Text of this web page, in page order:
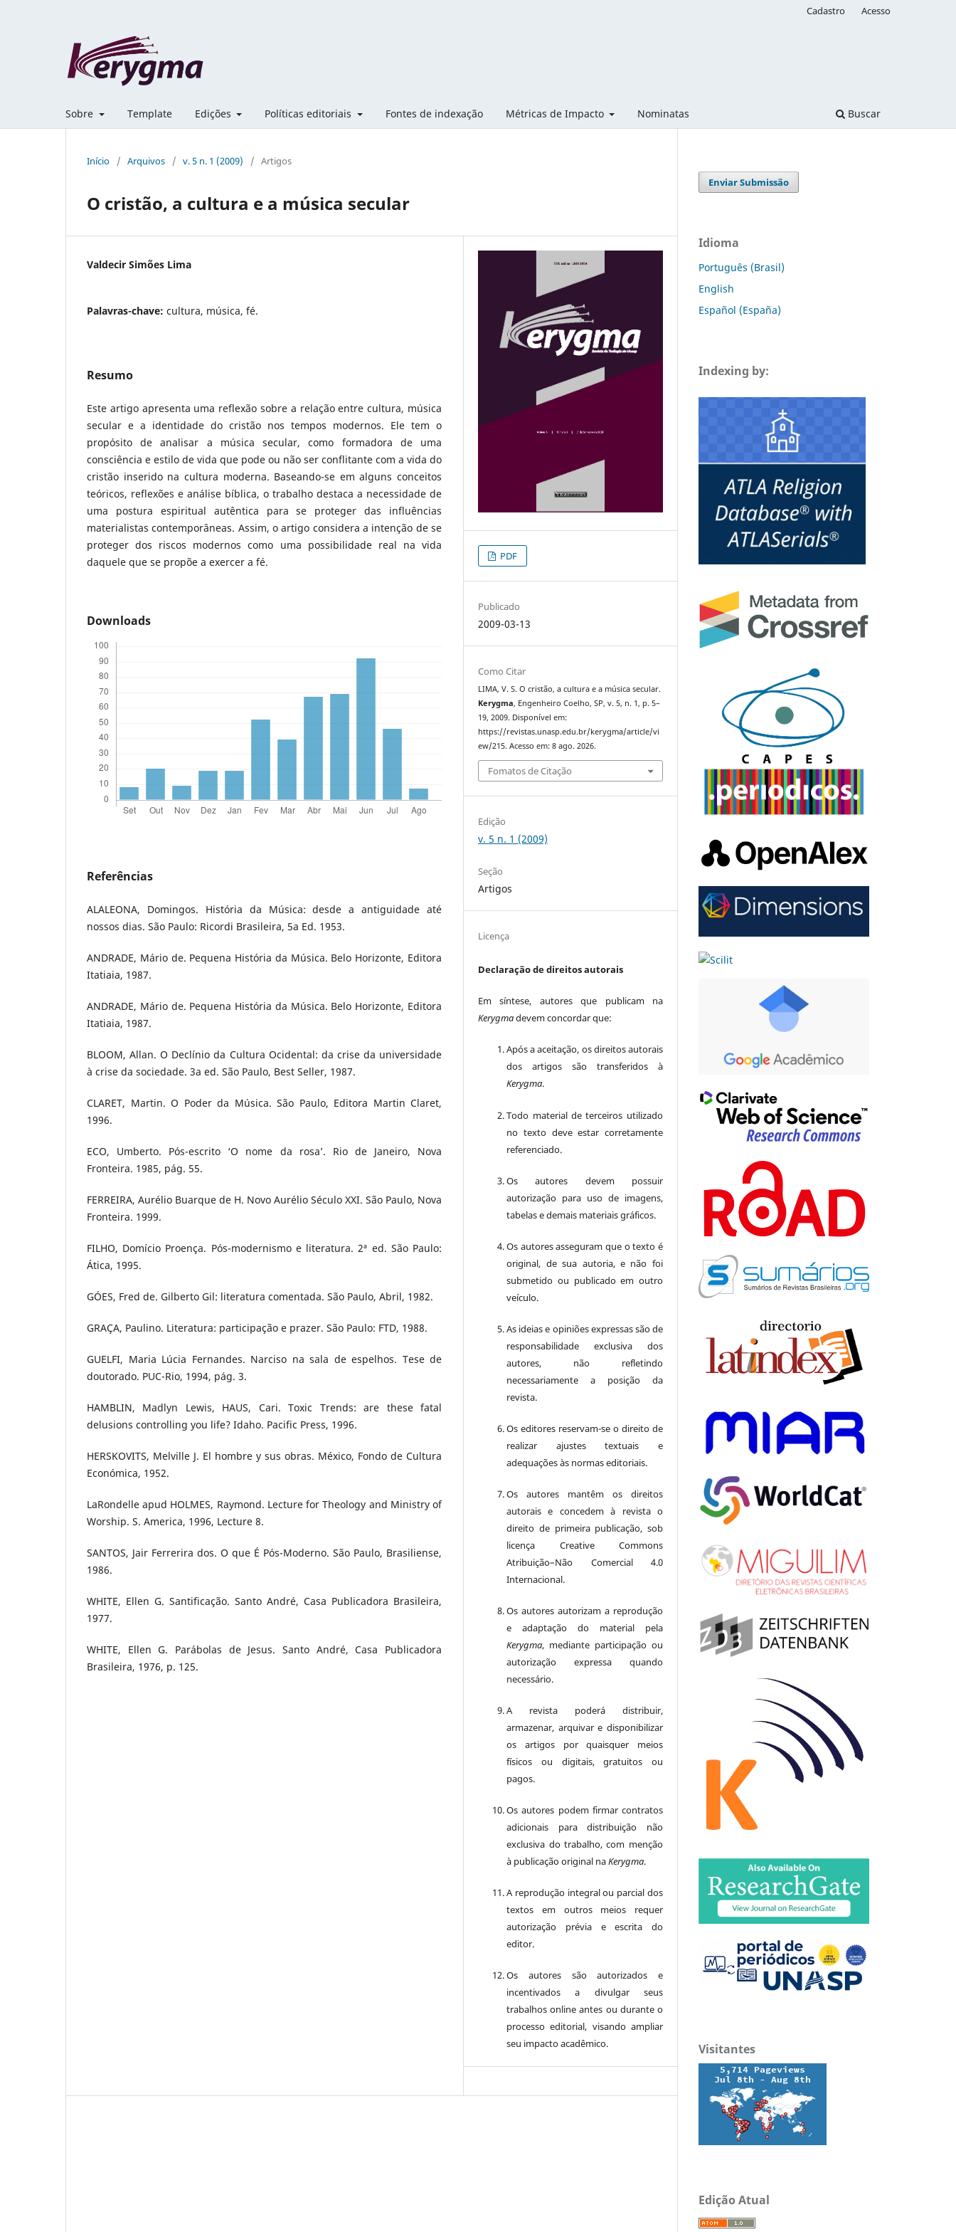
Sobre Template Edições Políticas editoriais Fontes de indexação Métricas de Impacto Nominatas Buscar
Cadastro Acesso
Início / Arquivos / v. 5 n. 1 (2009) / Artigos
O cristão, a cultura e a música secular
Valdecir Simões Lima
Palavras-chave: cultura, música, fé.
Resumo
Este artigo apresenta uma reflexão sobre a relação entre cultura, música
secular e a identidade do cristão nos tempos modernos. Ele tem o
propósito de analisar a música secular, como formadora de uma
consciência e estilo de vida que pode ou não ser conflitante com a vida do
cristão inserido na cultura moderna. Baseando-se em alguns conceitos
teóricos, reflexões e análise bíblica, o trabalho destaca a necessidade de
uma postura espiritual autêntica para se proteger das influências
materialistas contemporâneas. Assim, o artigo considera a intenção de se
proteger dos riscos modernos como uma possibilidade real na vida
daquele que se propõe a exercer a fé.
Downloads
Referências
ALALEONA, Domingos. História da Música: desde a antiguidade até
nossos dias. São Paulo: Ricordi Brasileira, 5a Ed. 1953.
ANDRADE, Mário de. Pequena História da Música. Belo Horizonte, Editora
Itatiaia, 1987.
ANDRADE, Mário de. Pequena História da Música. Belo Horizonte, Editora
Itatiaia, 1987.
BLOOM, Allan. O Declínio da Cultura Ocidental: da crise da universidade
à crise da sociedade. 3a ed. São Paulo, Best Seller, 1987.
CLARET, Martin. O Poder da Música. São Paulo, Editora Martin Claret,
1996.
ECO, Umberto. Pós-escrito ‘O nome da rosa’. Rio de Janeiro, Nova
Fronteira. 1985, pág. 55.
FERREIRA, Aurélio Buarque de H. Novo Aurélio Século XXI. São Paulo, Nova
Fronteira. 1999.
FILHO, Domício Proença. Pós-modernismo e literatura. 2ª ed. São Paulo:
Ática, 1995.
GÓES, Fred de. Gilberto Gil: literatura comentada. São Paulo, Abril, 1982.
GRAÇA, Paulino. Literatura: participação e prazer. São Paulo: FTD, 1988.
GUELFI, Maria Lúcia Fernandes. Narciso na sala de espelhos. Tese de
doutorado. PUC-Rio, 1994, pág. 3.
HAMBLIN, Madlyn Lewis, HAUS, Cari. Toxic Trends: are these fatal
delusions controlling you life? Idaho. Pacific Press, 1996.
HERSKOVITS, Melville J. El hombre y sus obras. México, Fondo de Cultura
Económica, 1952.
LaRondelle apud HOLMES, Raymond. Lecture for Theology and Ministry of
Worship. S. America, 1996, Lecture 8.
SANTOS, Jair Ferrerira dos. O que É Pós-Moderno. São Paulo, Brasiliense,
1986.
WHITE, Ellen G. Santificação. Santo André, Casa Publicadora Brasileira,
1977.
WHITE, Ellen G. Parábolas de Jesus. Santo André, Casa Publicadora
Brasileira, 1976, p. 125.
PDF
Publicado
2009-03-13
Como Citar
LIMA, V. S. O cristão, a cultura e a música secular.
Kerygma, Engenheiro Coelho, SP, v. 5, n. 1, p. 5–
19, 2009. Disponível em:
https://revistas.unasp.edu.br/kerygma/article/vi
ew/215. Acesso em: 8 ago. 2026.
Fomatos de Citação
Edição
v. 5 n. 1 (2009)
Seção
Artigos
Licença
Declaração de direitos autorais
Em síntese, autores que publicam na
Kerygmadevem concordar que:
Após a aceitação, os direitos autorais
dos artigos são transferidos à
Kerygma.
Todo material de terceiros utilizado
no texto deve estar corretamente
referenciado.
Os autores devem possuir
autorização para uso de imagens,
tabelas e demais materiais gráficos.
Os autores asseguram que o texto é
original, de sua autoria, e não foi
submetido ou publicado em outro
veículo.
As ideias e opiniões expressas são de
responsabilidade exclusiva dos
autores, não refletindo
necessariamente a posição da
revista.
Os editores reservam-se o direito de
realizar ajustes textuais e
adequações às normas editoriais.
Os autores mantêm os direitos
autorais e concedem à revista o
direito de primeira publicação, sob
licença Creative Commons
Atribuição–Não Comercial 4.0
Internacional.
Os autores autorizam a reprodução
e adaptação do material pela
Kerygma, mediante participação ou
autorização expressa quando
necessário.
A revista poderá distribuir,
armazenar, arquivar e disponibilizar
os artigos por quaisquer meios
físicos ou digitais, gratuitos ou
pagos.
Os autores podem firmar contratos
adicionais para distribuição não
exclusiva do trabalho, com menção
à publicação original naKerygma.
A reprodução integral ou parcial dos
textos em outros meios requer
autorização prévia e escrita do
editor.
Os autores são autorizados e
incentivados a divulgar seus
trabalhos online antes ou durante o
processo editorial, visando ampliar
seu impacto acadêmico.
Enviar Submissão
Idioma
Português (Brasil)
English
Español (España)
Indexing by:
Visitantes
Edição Atual